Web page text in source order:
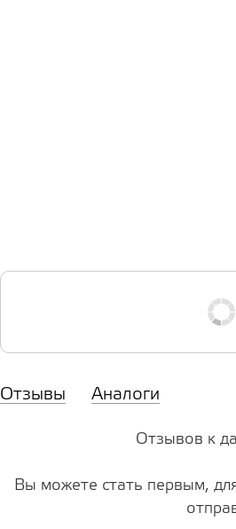
Отзывы Аналоги
Отзывов к
Вы можете стать первым,